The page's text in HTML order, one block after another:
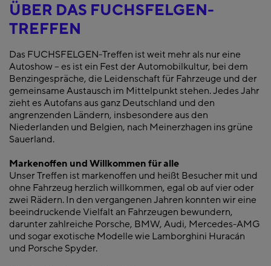
ÜBER DAS FUCHSFELGEN-
TREFFEN
Das FUCHSFELGEN-Treffen ist weit mehr als nur eine
Autoshow – es ist ein Fest der Automobilkultur, bei dem
Benzingespräche, die Leidenschaft für Fahrzeuge und der
gemeinsame Austausch im Mittelpunkt stehen. Jedes Jahr
zieht es Autofans aus ganz Deutschland und den
angrenzenden Ländern, insbesondere aus den
Niederlanden und Belgien, nach Meinerzhagen ins grüne
Sauerland.
Markenoffen und Willkommen für alle
Unser Treffen ist markenoffen und heißt Besucher mit und
ohne Fahrzeug herzlich willkommen, egal ob auf vier oder
zwei Rädern. In den vergangenen Jahren konnten wir eine
beeindruckende Vielfalt an Fahrzeugen bewundern,
darunter zahlreiche Porsche, BMW, Audi, Mercedes-AMG
und sogar exotische Modelle wie Lamborghini Huracán
und Porsche Spyder.